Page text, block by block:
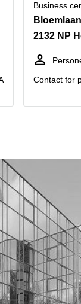
Business
2132 NP
Contact for